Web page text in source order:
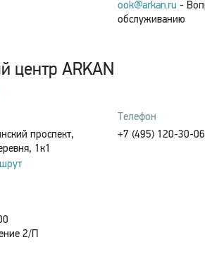
ook@arkan.ru - Вопросы по
обслуживанию
центр ARKAN
проспект,
1к1
Телефон
+7 (495) 120-30-06
2/П